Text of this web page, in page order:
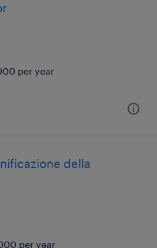
per year
della
per year